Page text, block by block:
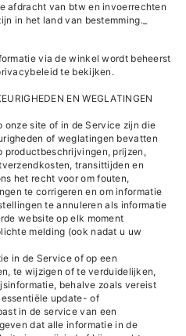
afdracht van btw en invoerrechten
in het land van bestemming._
via de winkel wordt beheerst
te bekijken.
EN WEGLATINGEN
onze site of in de Service zijn die
of weglatingen bevatten
productbeschrijvingen, prijzen,
transittijden en
het recht voor om fouten,
te corrigeren en om informatie
te annuleren als informatie
website op elk moment
melding (ook nadat u uw
in de Service of op een
te wijzigen of te verduidelijken,
behalve zoals vereist
update- of
in de service van een
dat alle informatie in de